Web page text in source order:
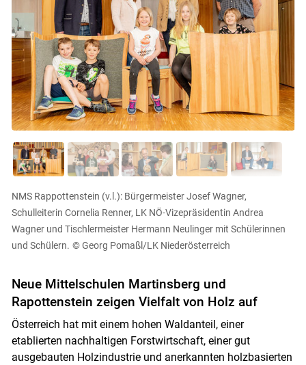
Skip to main content
NMS Rappottenstein (v.l.): Bürgermeister Josef Wagner,
Schulleiterin Cornelia Renner, LK NÖ-Vizepräsidentin Andrea
Wagner und Tischlermeister Hermann Neulinger mit Schülerinnen
und Schülern. © Georg Pomaßl/LK Niederösterreich
Neue Mittelschulen Martinsberg und
Rapottenstein zeigen Vielfalt von Holz auf
Österreich hat mit einem hohen Waldanteil, einer
etablierten nachhaltigen Forstwirtschaft, einer gut
ausgebauten Holzindustrie und anerkannten holzbasierten